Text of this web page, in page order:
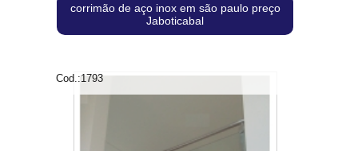
corrimão de aço inox em são paulo preço
Jaboticabal
Cod.:1793